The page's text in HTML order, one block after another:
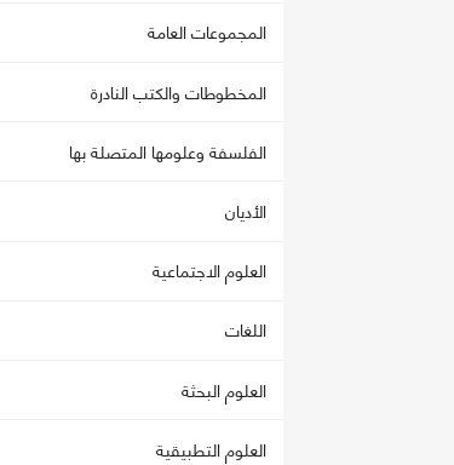
المجموعات العامة
المخطوطات والكتب النادرة
الفلسفة وعلومها المتصلة بها
الأديان
العلوم الاجتماعية
اللغات
العلوم البحثة
العلوم التطبيقية